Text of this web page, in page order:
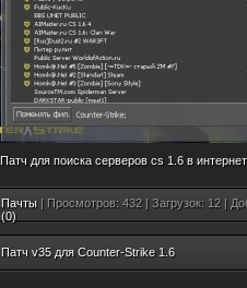
Патч для поиска серверов cs 1.6 в
Пачты | Просмотров: 432 | Загрузок: 12 |
(0)
Патч v35 для Counter-Strike 1.6